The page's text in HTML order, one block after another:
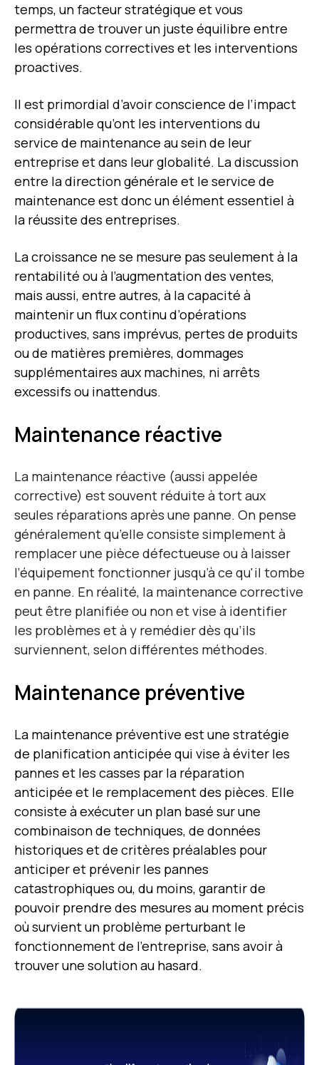
temps, un facteur stratégique et vous
permettra de trouver un juste équilibre entre
les opérations correctives et les interventions
proactives.
Il est primordial d’avoir conscience de l’impact
considérable qu’ont les interventions du
service de maintenance au sein de leur
entreprise et dans leur globalité. La discussion
entre la direction générale et le service de
maintenance est donc un élément essentiel à
la réussite des entreprises.
La croissance ne se mesure pas seulement à la
rentabilité ou à l’augmentation des ventes,
mais aussi, entre autres, à la capacité à
maintenir un flux continu d’opérations
productives, sans imprévus, pertes de produits
ou de matières premières, dommages
supplémentaires aux machines, ni arrêts
excessifs ou inattendus.
Maintenance réactive
La maintenance réactive (aussi appelée
corrective) est souvent réduite à tort aux
seules réparations après une panne. On pense
généralement qu’elle consiste simplement à
remplacer une pièce défectueuse ou à laisser
l’équipement fonctionner jusqu’à ce qu'il tombe
en panne. En réalité, la maintenance corrective
peut être planifiée ou non et vise à identifier
les problèmes et à y remédier dès qu’ils
surviennent, selon différentes méthodes.
Maintenance préventive
La maintenance préventive est une stratégie
de planification anticipée qui vise à éviter les
pannes et les casses par la réparation
anticipée et le remplacement des pièces. Elle
consiste à exécuter un plan basé sur une
combinaison de techniques, de données
historiques et de critères préalables pour
anticiper et prévenir les pannes
catastrophiques ou, du moins, garantir de
pouvoir prendre des mesures au moment précis
où survient un problème perturbant le
fonctionnement de l’entreprise, sans avoir à
trouver une solution au hasard.